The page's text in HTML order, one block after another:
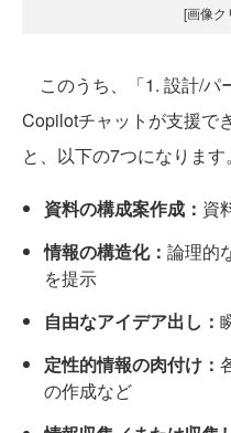
[画像ク
このうち、「1. 設計/パ
Copilotチャットが支援で
と、以下の7つになります。
資料の構成案作成： 資
情報の構造化： 論理的
を提示
自由なアイデア出し：
定性的情報の肉付け：
の作成など